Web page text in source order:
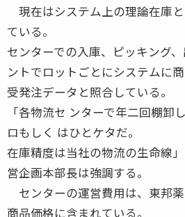
現在はシステム上の理論在庫
ている。
センターでの入庫、ピッキング
ントでロットごとにシステムに商
受発注データと照合している。
「各物流セ ンターで年二回棚卸
ロもしく はひとケタだ。
在庫精度は当社の物流の生命線
営企画本部長は強調する。
センターの運営費用は、東邦
商品価格に含まれている。